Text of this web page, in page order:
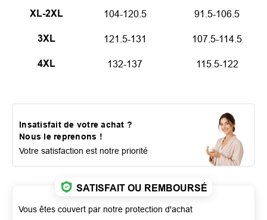
XL-2XL 104-120.5 91.5-106.5
3XL 121.5-131 107.5-114.5
4XL 132-137 115.5-122
Insatisfait de votre achat ?
Nous le reprenons !
Votre satisfaction est notre priorité
SATISFAIT OU REMBOURSÉ
Vous êtes couvert par notre protection d'achat